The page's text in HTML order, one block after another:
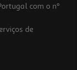
com o nº
de